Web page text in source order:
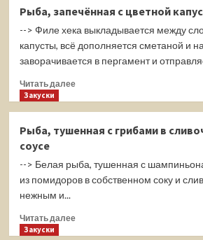
запечённая
с
картофелем
помидорами
Рыба, запечённая с цветной
--> Филе хека выкладывается между
капусты, всё дополняется сметаной и
заворачивается в пергамент и
Читать далееПрочитать
запечённая
цветной
капустой
Закуски
Рыба, тушенная с грибами в
соусе
--> Белая рыба, тушенная с
из помидоров в собственном соку и
нежным и...
Читать далееПрочитать
Закуски